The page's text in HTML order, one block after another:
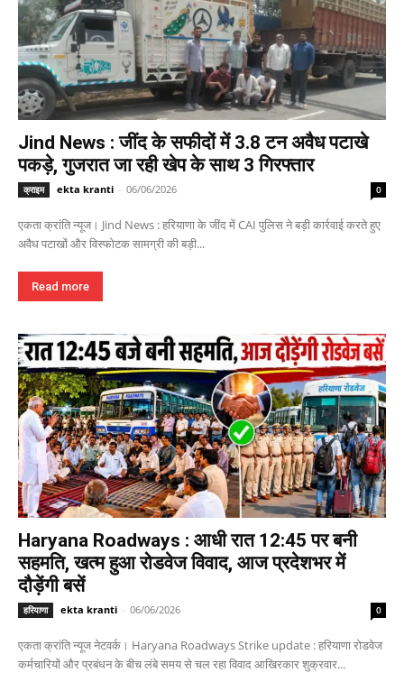
Jind News : जींद के सफीदों में 3.8 टन अवैध पटाखे
पकड़े, गुजरात जा रही खेप के साथ 3 गिरफ्तार
क्राइम ekta kranti - 06/06/2026 0
एकता क्रांति न्यूज। Jind News : हरियाणा के जींद में CAI पुलिस ने बड़ी कार्रवाई करते हुए
अवैध पटाखों और विस्फोटक सामग्री की बड़ी...
Read more
Haryana Roadways : आधी रात 12:45 पर बनी
सहमति, खत्म हुआ रोडवेज विवाद, आज प्रदेशभर में
दौड़ेंगी बसें
हरियाणा ekta kranti - 06/06/2026 0
एकता क्रांति न्यूज नेटवर्क। Haryana Roadways Strike update : हरियाणा रोडवेज
कर्मचारियों और प्रबंधन के बीच लंबे समय से चल रहा विवाद आखिरकार शुक्रवार...